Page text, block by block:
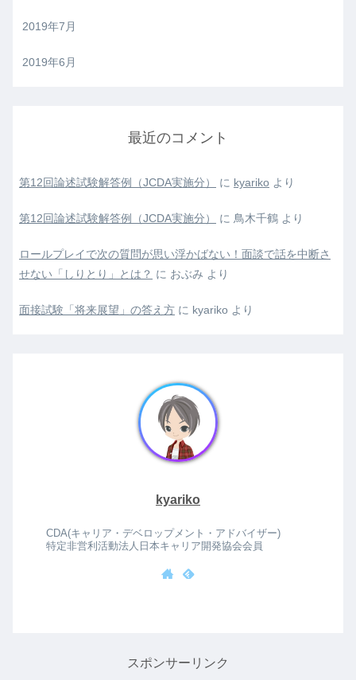
2019年7月
2019年6月
最近のコメント
第12回論述試験解答例（JCDA実施分） に kyariko より
第12回論述試験解答例（JCDA実施分） に 鳥木千鶴 より
ロールプレイで次の質問が思い浮かばない！面談で話を中断さ
せない「しりとり」とは？ に おぶみ より
面接試験「将来展望」の答え方 に kyariko より
kyariko
CDA(キャリア・デベロップメント・アドバイザー)
特定非営利活動法人日本キャリア開発協会会員
スポンサーリンク